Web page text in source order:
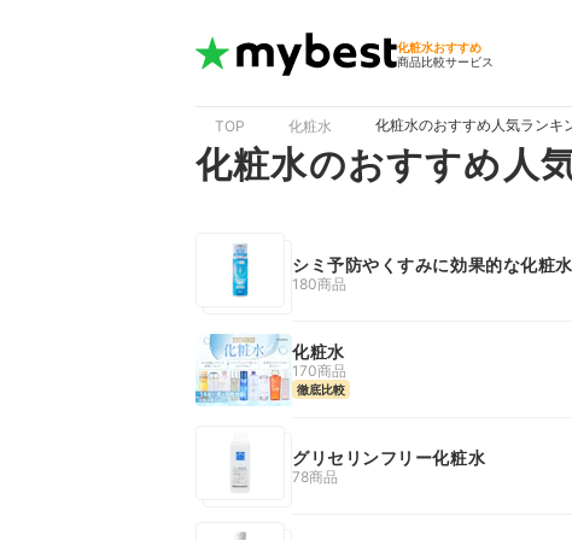
化粧水おすすめ
商品比較サービス
TOP 化粧水 化粧水のおすすめ人気ランキ
化粧水のおすすめ人
シミ予防やくすみに効果的な化粧水
180商品
化粧水
170商品
徹底比較
グリセリンフリー化粧水
78商品